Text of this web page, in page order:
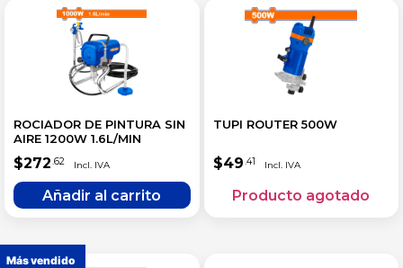
ROCIADOR DE PINTURA SIN
AIRE 1200W 1.6L/MIN
$272.62
TUPI ROUTER 500W
$49.41
Más vendido